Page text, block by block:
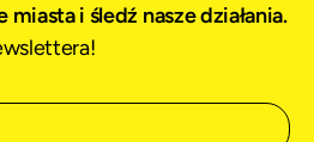
i śledź nasze działania.